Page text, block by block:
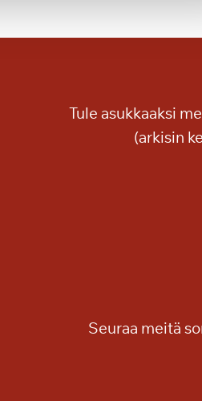
Tule asukkaaksi
(arkisin
Seuraa meitä